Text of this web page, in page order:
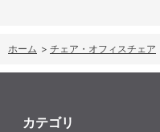
ホーム > チェア・オフィスチェア
カテゴリ